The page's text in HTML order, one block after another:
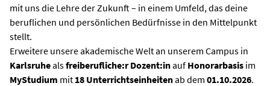
mit uns die Lehre der Zukunft – in einem Umfeld, das deine
beruflichen und persönlichen Bedürfnisse in den Mittelpunkt
stellt.
Erweitere unsere akademische Welt an unserem Campus in
Karlsruhealsfreiberufliche:r Dozent:inauf Honorarbasis im
MyStudium mit 18 Unterrichtseinheitenab dem 01.10.2026.